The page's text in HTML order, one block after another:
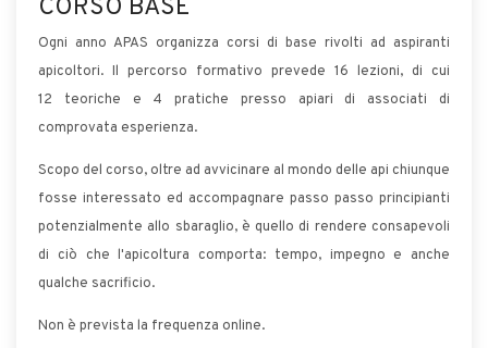
CORSO BASE
Ogni anno APAS organizza corsi di base rivolti ad aspiranti
apicoltori. Il percorso formativo prevede 16 lezioni, di cui
12 teoriche e 4 pratiche presso apiari di associati di
comprovata esperienza.
Scopo del corso, oltre ad avvicinare al mondo delle api chiunque
fosse interessato ed accompagnare passo passo principianti
potenzialmente allo sbaraglio, è quello di rendere consapevoli
di ciò che l'apicoltura comporta: tempo, impegno e anche
qualche sacrificio.
Non è prevista la frequenza online.